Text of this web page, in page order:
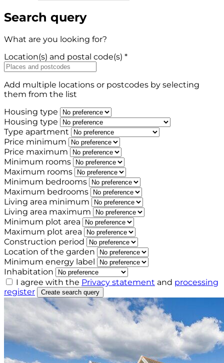
Search query
What are you looking for?
Location(s) and postal code(s) *
Add multiple locations or postcodes by selecting
them from the list
Housing type
Housing type
Type apartment
Price minimum
Price maximum
Minimum rooms
Maximum rooms
Minimum bedrooms
Maximum bedrooms
Living area minimum
Living area maximum
Minimum plot area
Maximum plot area
Construction period
Location of the garden
Minimum energy label
Inhabitation
I agree with the Privacy statement and processing
register
Create search query